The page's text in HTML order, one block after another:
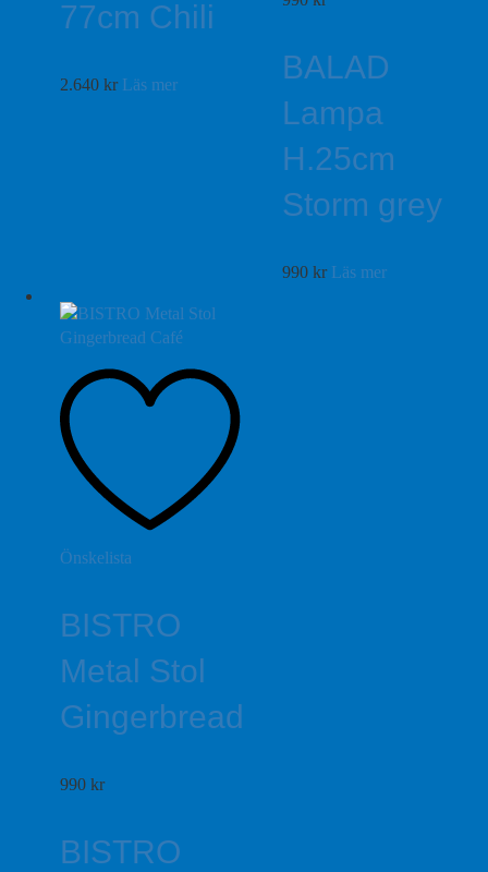
77cm Chili
2.640 kr Läs mer
BALAD
Lampa
H.25cm
Storm grey
990 kr Läs mer
Önskelista
BISTRO
Metal Stol
Gingerbread
990 kr
BISTRO